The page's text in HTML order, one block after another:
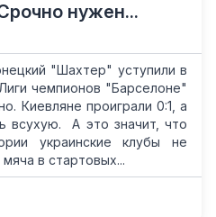
нужен...
"Шахтер" уступили в
чемпионов "Барселоне"
Киевляне проиграли 0:1, а
всухую. А это значит, что
украинские клубы не
в стартовых...